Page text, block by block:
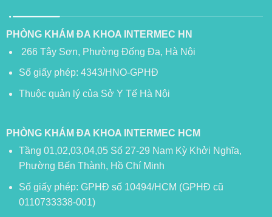
PHÒNG KHÁM ĐA KHOA INTERMEC HN
266 Tây Sơn, Phường Đống Đa, Hà Nội
Số giấy phép: 4343/HNO-GPHĐ
Thuộc quản lý của Sở Y Tế Hà Nội
PHÒNG KHÁM ĐA KHOA INTERMEC HCM
Tầng 01,02,03,04,05 Số 27-29 Nam Kỳ Khởi Nghĩa,
Phường Bến Thành, Hồ Chí Minh
Số giấy phép: GPHĐ số 10494/HCM (GPHĐ cũ
0110733338-001)